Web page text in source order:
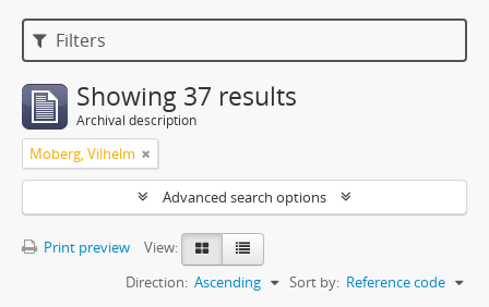
Filters
Showing 37 results
Archival description
Moberg, Vilhelm
Advanced search options
Print preview
View:
Sort by: Reference code
Direction: Ascending